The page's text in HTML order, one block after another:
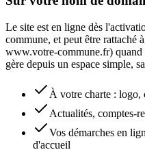
Le site est en ligne dès
commune, et peut être rattaché
www.votre-commune.fr) quand
gère depuis un espace simple,
À votre charte : logo,
Actualités, comptes-
Vos démarches en
d'accueil